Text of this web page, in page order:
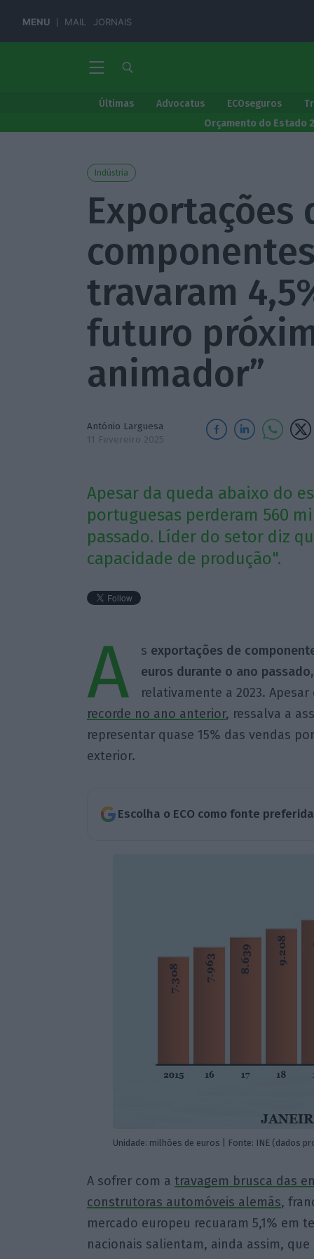
MENU MAIL JORNAIS
Últimas Advocatus ECOseguros
Orçamento do Estado
Indústria
Exportações
travaram
futuro
animador”
António Larguesa
11 Fevereiro 2025
Apesar da queda abaixo do
portuguesas perderam 560
passado. Líder do setor diz
capacidade de produção".
A s exportações de
euros durante o ano
relativamente a 2023.
recorde no ano anterior, ressalva a
representar quase 15% das vendas
exterior.
Escolha o ECO como fonte
Unidade: milhões de euros | Fonte: INE (dados
A sofrer com a travagem brusca das
construtoras automóveis alemãs,
mercado europeu recuaram 5,1% em
nacionais salientam, ainda assim, que